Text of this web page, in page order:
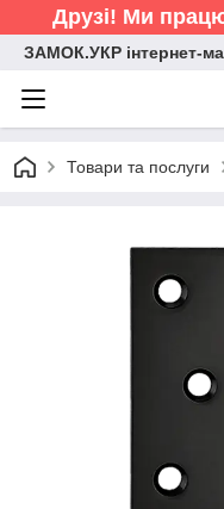
Друзі! Ми
ЗАМОК.УКР інтернет-
Товари та послуги